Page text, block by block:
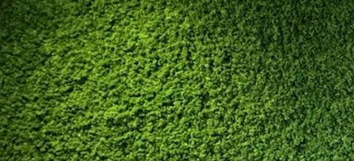
Supply Chain Management
Sponsoring